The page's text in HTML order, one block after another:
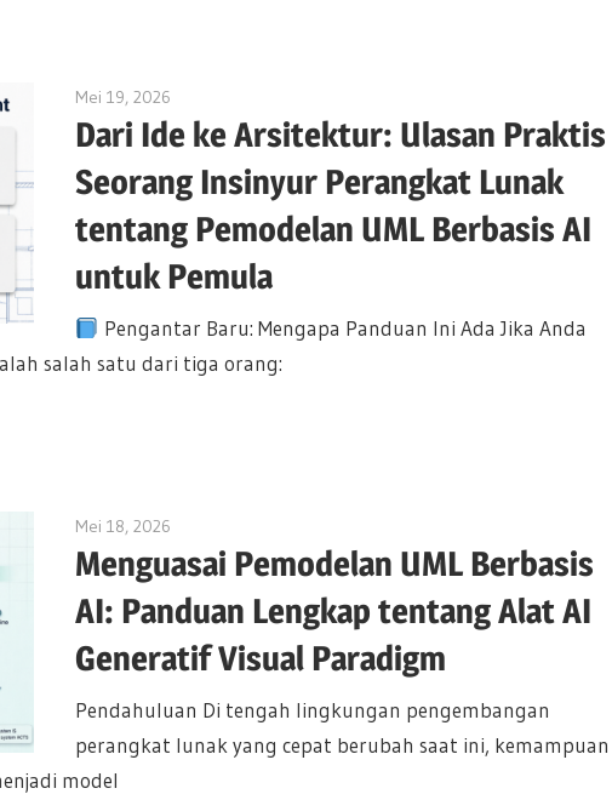
Mei 19, 2026
Dari Ide ke Arsitektur: Ulasan Praktis
Seorang Insinyur Perangkat Lunak
tentang Pemodelan UML Berbasis AI
untuk Pemula
Pengantar Baru: Mengapa Panduan Ini Ada Jika Anda
salah satu dari tiga orang:
Mei 18, 2026
Menguasai Pemodelan UML Berbasis
AI: Panduan Lengkap tentang Alat AI
Generatif Visual Paradigm
Pendahuluan Di tengah lingkungan pengembangan
perangkat lunak yang cepat berubah saat ini, kemampuan
model